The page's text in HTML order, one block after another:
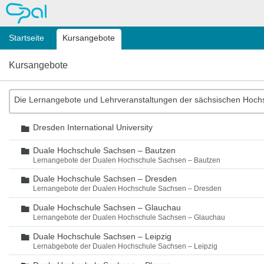
OPAL
Startseite Kursangebote
Kursangebote
Die Lernangebote und Lehrveranstaltungen der sächsischen
Ordner
Dresden International University
Ordner
Duale Hochschule Sachsen – Bautzen
Lernangebote der Dualen Hochschule Sachsen – Bautzen
Ordner
Duale Hochschule Sachsen – Dresden
Lernangebote der Dualen Hochschule Sachsen – Dresden
Ordner
Duale Hochschule Sachsen – Glauchau
Lernangebote der Dualen Hochschule Sachsen – Glauchau
Ordner
Duale Hochschule Sachsen – Leipzig
Lernabgebote der Dualen Hochschule Sachsen – Leipzig